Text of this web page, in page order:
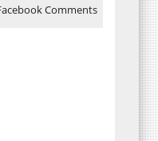
Comments